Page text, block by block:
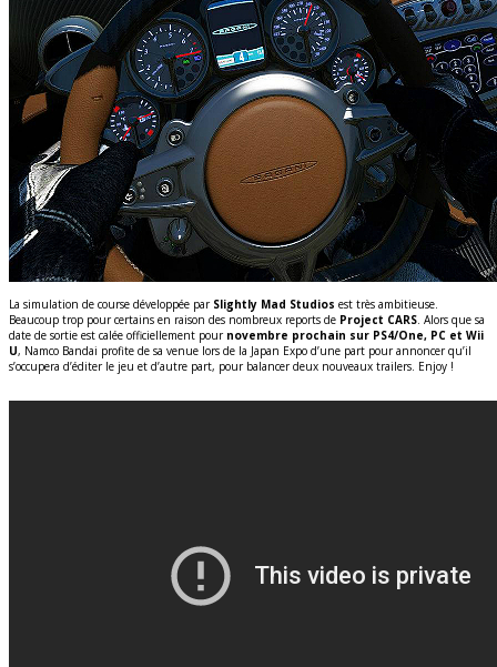
La simulation de course développée par Slightly Mad Studios est très ambitieuse.
Beaucoup trop pour certains en raison des nombreux reports de Project CARS. Alors que sa
date de sortie est calée officiellement pour novembre prochain sur PS4/One, PC et Wii
U, Namco Bandai profite de sa venue lors de la Japan Expo d’une part pour annoncer qu’il
s’occupera d’éditer le jeu et d’autre part, pour balancer deux nouveaux trailers. Enjoy !